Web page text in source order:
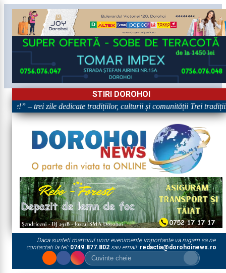
STIRI DOROHOI
– trei zile dedicate tradițiilor, culturii și comunității Trei tradiții.
Daca sunteti martorul unor evenimente importante va rugam sa ne
contactati la tel: 0749.877.802sau email: redactia@dorohoinews.ro